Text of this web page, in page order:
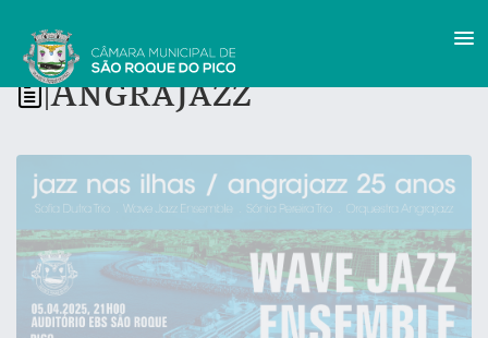
AngraJazz